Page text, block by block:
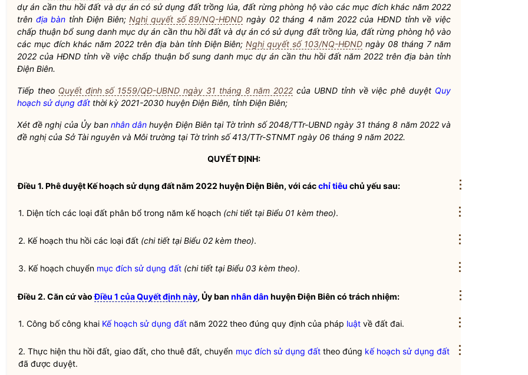
dự án cần thu hồi đất và dự án có sử dụng đất trồng lúa, đất rừng phòng hộ vào các mục đích khác năm 2022
trên địa bàn tỉnh Điện Biên;Nghị quyết số 89/NQ-HĐND ngày 02 tháng 4 năm 2022 của HĐND tỉnh về việc
chấp thuận bổ sung danh mục dự án cần thu hồi đất và dự án có sử dụng đất trồng lúa, đất rừng phòng hộ vào
các mục đích khác năm 2022 trên địa bàntỉnh Điện Biên;Nghị quyết số 103/NQ-HĐND ngày 08 tháng 7 năm
2022 của HĐND tỉnh về việc chấp thuận bổ sung danh mục dự án cần thu hồi đất năm 2022 trên địa bàn tỉnh
Điện Biên.
Tiếp theo Quyết định số 1559/QĐ-UBND ngày 31 tháng 8 năm 2022 của UBND tỉnh về việc phê duyệt Quy
hoạch sử dụng đất thời kỳ 2021-2030 huyện Điện Biên, tỉnh Điện Biên;
Xét đề nghị của Ủy bannhân dân huyện Điện Biên tại Tờ trình số 2048/TTr-UBND ngày 31 tháng 8 năm 2022 và
đề nghị của Sở Tài nguyên và Môi trường tại Tờ trình số 413/TTr-STNMT ngày 06 tháng 9 năm 2022.
QUYẾT ĐỊNH:
Điều 1.Phê duyệtKế hoạch sử dụng đấtnăm 2022 huyện Điện Biên, với cácchỉ tiêu chủ yếu sau:
1. Diện tích các loại đất phân bổ trong năm kế hoạch (chi tiết tại Biểu 01 kèm theo).
2. Kế hoạch thu hồi các loại đất (chi tiết tại Biểu 02 kèm theo).
3. Kế hoạch chuyển mục đích sử dụng đất (chi tiết tại Biểu 03 kèm theo).
Điều 2.Căn cứ vàoĐiều 1 của Quyết định này, Ủy ban nhân dân huyện Điện Biên có trách nhiệm:
1. Công bố công khai Kế hoạch sử dụng đất năm 2022 theo đúng quy định của pháp luật về đất đai.
2. Thực hiện thu hồi đất, giao đất, cho thuê đất, chuyển mục đích sử dụng đấttheo đúng kế hoạch sử dụng đất
đã được duyệt.
⋮
⋮
⋮
⋮
⋮
⋮
⋮